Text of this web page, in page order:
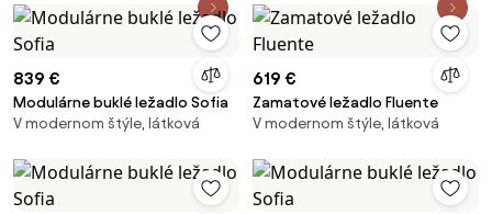
839 €
Modulárne buklé ležadlo Sofia
V modernom štýle, látková
619 €
Zamatové ležadlo Fluente
V modernom štýle, látková